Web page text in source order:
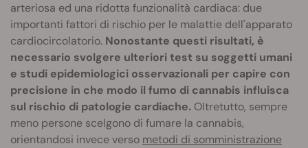
arteriosa ed una ridotta funzionalità cardiaca: due
importanti fattori di rischio per le malattie dell'apparato
cardiocircolatorio. Nonostante questi risultati, è
necessario svolgere ulteriori test su soggetti umani
e studi epidemiologici osservazionali per capire con
precisione in che modo il fumo di cannabis influisca
sul rischio di patologie cardiache. Oltretutto, sempre
meno persone scelgono di fumare la cannabis,
orientandosi invece verso metodi di somministrazione